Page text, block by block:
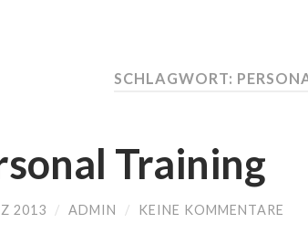
SCHLAGWORT:
Training
2013 / ADMIN / KEINE KOMMENTARE